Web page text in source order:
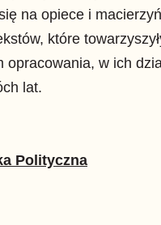
na opiece i
które
w ich
lat.
Polityczna